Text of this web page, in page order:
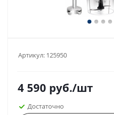
Артикул: 125950
4 590 руб./шт
Достаточно